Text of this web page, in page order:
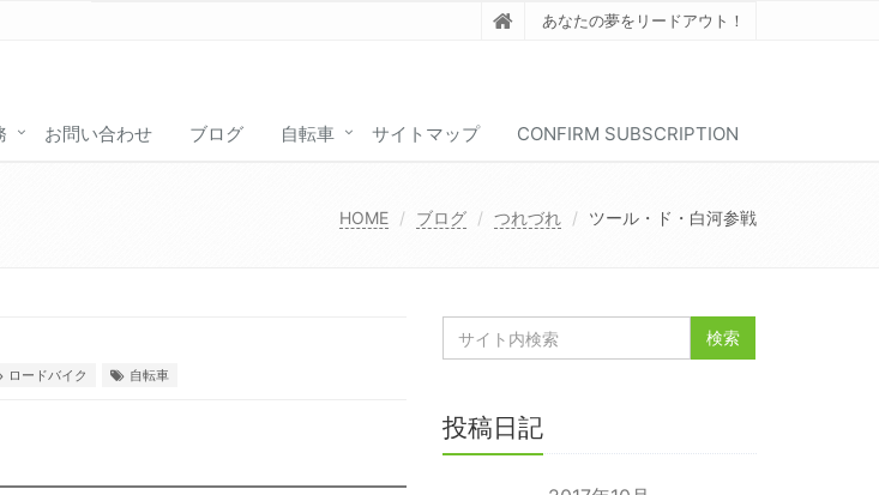
あなたの夢をリードアウト！
お問い合わせ ブログ 自転車 サイトマップ CONFIRM SUBSCRIPTION
HOME ブログ つれづれ ツール・ド・白河参戦
ロードバイク 自転車
投稿日記